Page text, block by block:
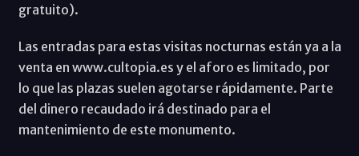
gratuito).
Las entradas para estas visitas nocturnas están ya a la
venta en www.cultopia.es y el aforo es limitado, por
lo que las plazas suelen agotarse rápidamente. Parte
del dinero recaudado irá destinado para el
mantenimiento de este monumento.